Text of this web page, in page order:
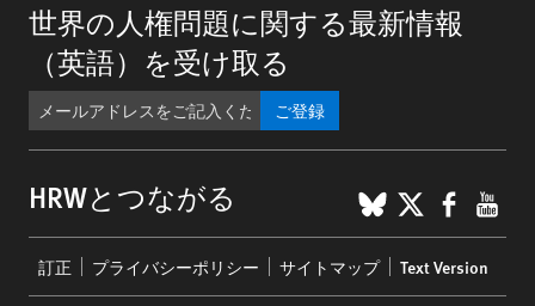
世界の人権問題に関する最新情報
（英語）を受け取る
ご登録
HRWとつながる BlueSky
X
menu
訂正 プライバシーポリシー サイトマップ Text Version